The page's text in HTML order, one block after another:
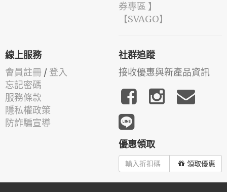
券專區 】
️【SVAGO】️
線上服務
會員註冊 / 登入
忘記密碼
服務條款
隱私權政策
防詐騙宣導
社群追蹤
接收優惠與新產品資訊
優惠領取
領取優惠